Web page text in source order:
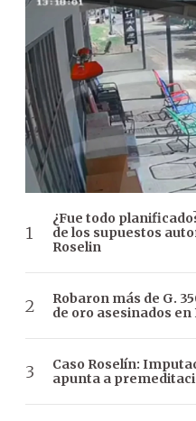
¿Fue todo
de los supuestos
Roselin
Robaron más de G.
de oro asesinados
Caso Roselín:
apunta a